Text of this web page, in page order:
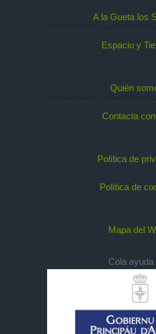
A la Gueta los
Espaciu y
Quién
Contacta
Política de
Política de
Mapa del
Cola ayuda